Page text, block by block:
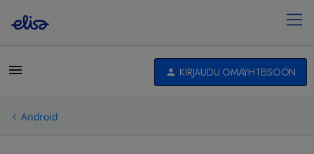
KIRJAUDU OMAYHTEISÖÖN
Android